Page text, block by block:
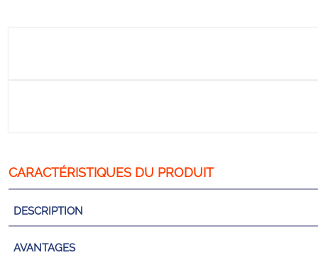
DESCRIPTION
AVANTAGES